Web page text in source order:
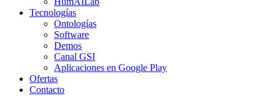
Tecnologías
Ontologías
Software
Demos
Canal GSI
Aplicaciones en Google Play
Ofertas
Contacto